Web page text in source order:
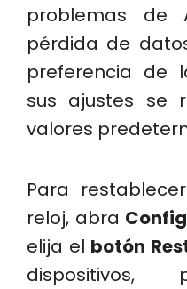
problemas de
pérdida de
preferencia de
sus ajustes se
valores
Para
reloj, abra
elija el botón